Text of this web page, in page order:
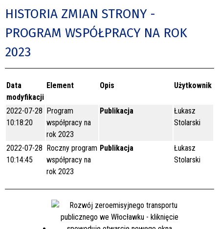
HISTORIA ZMIAN STRONY -
PROGRAM WSPÓŁPRACY NA ROK
2023
Data
modyfikacji
Element Opis Użytkownik
2022-07-28
10:18:20
Program
współpracy na
rok 2023
Publikacja
Łukasz
Stolarski
2022-07-28
10:14:45
Roczny program
współpracy na
rok 2023
Publikacja
Łukasz
Stolarski